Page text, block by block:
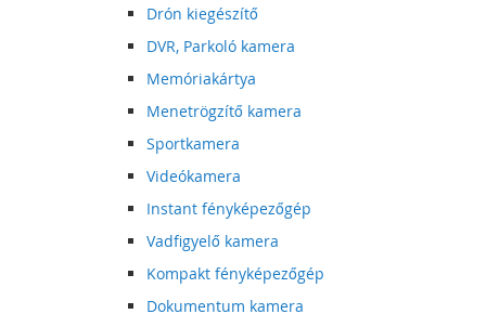
Drón kiegészítő
DVR, Parkoló kamera
Memóriakártya
Menetrögzítő kamera
Sportkamera
Videókamera
Instant fényképezőgép
Vadfigyelő kamera
Kompakt fényképezőgép
Dokumentum kamera